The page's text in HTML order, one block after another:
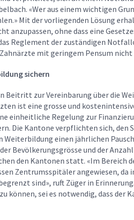
«Wer aus einem wichtigen
Mit der vorliegenden Lösung
anzupassen, ohne dass eine
Reglement der zuständigen
mit geringem Pensum
sichern
Beitritt zur Vereinbarung über die
ist eine grosse und
einheitliche Regelung zur
Die Kantone verpflichten sich,
Weiterbildung einen jährlichen
Bevölkerungsgrösse und der
den Kantonen statt. «Im Bereich
Zentrumsspitäler angewiesen, da
sind», ruft Züger in
können, sei es notwendig, dass der